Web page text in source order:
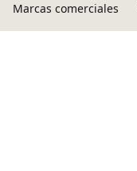
Marcas comerciales